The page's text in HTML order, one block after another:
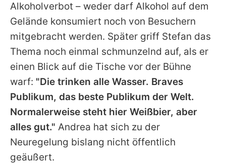
Alkoholverbot – weder darf Alkohol auf dem
Gelände konsumiert noch von Besuchern
mitgebracht werden. Später griff Stefan das
Thema noch einmal schmunzelnd auf, als er
einen Blick auf die Tische vor der Bühne
warf: "Die trinken alle Wasser. Braves
Publikum, das beste Publikum der Welt.
Normalerweise steht hier Weißbier, aber
alles gut." Andrea hat sich zu der
Neuregelung bislang nicht öffentlich
geäußert.